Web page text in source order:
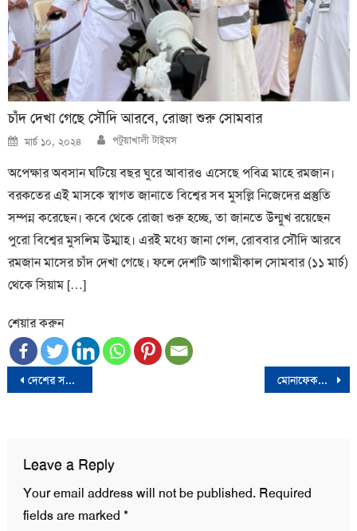
চাঁদ দেখা গেছে সৌদি আরবে, রোজা শুরু সোমবার
Posted
on
মার্চ ১০, ২০২৪ Author
পটুয়াখালী টাইমস
অপেক্ষার অবসান ঘটিয়ে বছর ঘুরে আবারও এসেছে পবিত্র মাহে রমজান।
বরকতের এই মাসকে স্বাগত জানাতে বিশ্বের সব মুসল্লি নিজেদের প্রস্তুতি
সম্পন্ন করেছেন। কবে থেকে রোজা শুরু হচ্ছে, তা জানতে উন্মুখ রয়েছেন
পুরো বিশ্বের মুসলিম উম্মাহ। এরই মধ্যে জানা গেল, রোববার সৌদি আরবে
রমজান মাসের চাঁদ দেখা গেছে। ফলে দেশটি আগামীকাল সোমবার (১১ মার্চ)
থেকে সিয়াম […]
শেয়ার করুন
Post
দেশের সব কারাগার বিএনপি নেতাকর্মীতে ভরে গেছে মোনাফেকদের আমি ক্ষমা করবো না: নিক্সন
Leave a Reply
Your email address will not be published. Required
fields are marked *